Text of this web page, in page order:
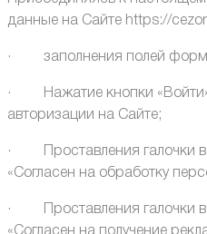
данные на Сайте https://
· заполнения полей
· Нажатие кнопки «Войти»
авторизации на Сайте;
· Проставления галочки в
«Согласен на обработку
· Проставления галочки в
«Согласен на получение